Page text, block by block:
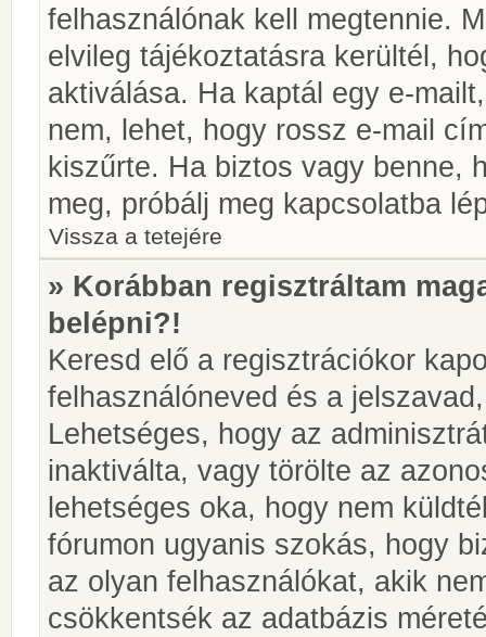
felhasználónak kell megtennie.
elvileg tájékoztatásra kerültél,
aktiválása. Ha kaptál egy e-
nem, lehet, hogy rossz e-mail
kiszűrte. Ha biztos vagy benne,
meg, próbálj meg kapcsolatba
Vissza a tetejére
» Korábban regisztráltam
belépni?!
Keresd elő a regisztrációkor
felhasználóneved és a
Lehetséges, hogy az
inaktiválta, vagy törölte az
lehetséges oka, hogy nem
fórumon ugyanis szokás, hogy
az olyan felhasználókat, akik
csökkentsék az adatbázis